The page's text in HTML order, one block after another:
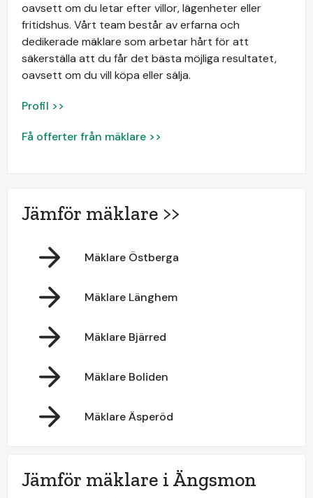
oavsett om du letar efter villor, lägenheter eller
fritidshus. Vårt team består av erfarna och
dedikerade mäklare som arbetar hårt för att
säkerställa att du får det bästa möjliga resultatet,
oavsett om du vill köpa eller sälja.
Profil >>
Få offerter från mäklare >>
Jämför mäklare >>
Mäklare Östberga
Mäklare Länghem
Mäklare Bjärred
Mäklare Boliden
Mäklare Äsperöd
Jämför mäklare i Ängsmon